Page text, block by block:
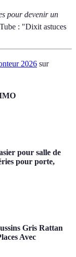
pour devenir un
: "Dixit astuces
2026 sur
pour salle de
pour porte,
Gris Rattan
Avec